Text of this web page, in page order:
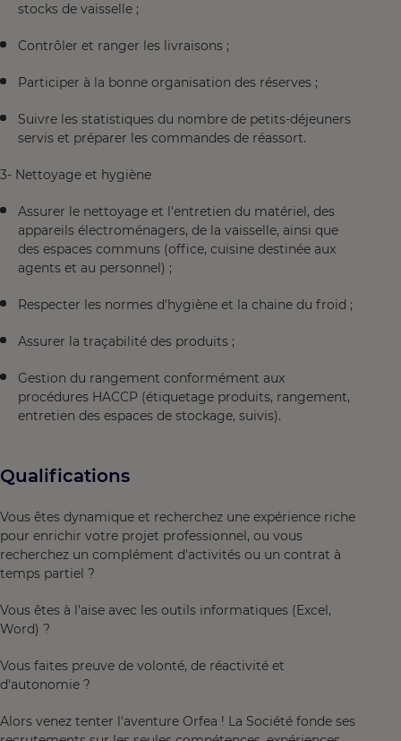
stocks de vaisselle ;
Contrôler et ranger les livraisons ;
Participer à la bonne organisation des réserves ;
Suivre les statistiques du nombre de petits-déjeuners
servis et préparer les commandes de réassort.
3- Nettoyage et hygiène
Assurer le nettoyage et l'entretien du matériel, des
appareils électroménagers, de la vaisselle, ainsi que
des espaces communs (office, cuisine destinée aux
agents et au personnel) ;
Respecter les normes d'hygiène et la chaine du froid ;
Assurer la traçabilité des produits ;
Gestion du rangement conformément aux
procédures HACCP (étiquetage produits, rangement,
entretien des espaces de stockage, suivis).
Qualifications
Vous êtes dynamique et recherchez une expérience riche
pour enrichir votre projet professionnel, ou vous
recherchez un complément d'activités ou un contrat à
temps partiel ?
Vous êtes à l'aise avec les outils informatiques (Excel,
Word) ?
Vous faites preuve de volonté, de réactivité et
d'autonomie ?
Alors venez tenter l'aventure Orfea ! La Société fonde ses